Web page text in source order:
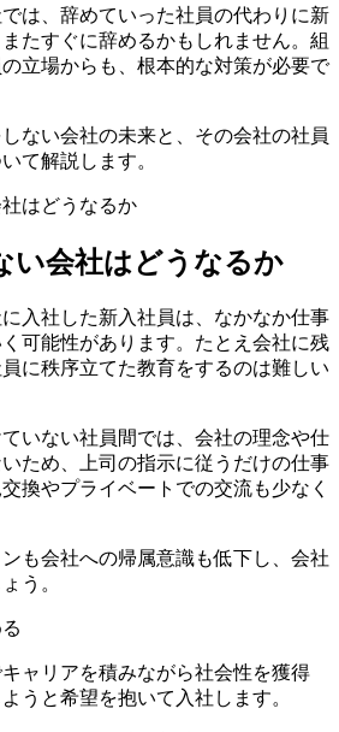
は、辞めていった社員の代わりに新
たすぐに辞めるかもしれません。組
立場からも、根本的な対策が必要で
ない会社の未来と、その会社の社員
て解説します。
い会社はどうなるか
入社した新入社員は、なかなか仕事
可能性があります。たとえ会社に残
に秩序立てた教育をするのは難しい
いない社員間では、会社の理念や仕
ため、上司の指示に従うだけの仕事
換やプライベートでの交流も少なく
も会社への帰属意識も低下し、会社
う。
ャリアを積みながら社会性を獲得
うと希望を抱いて入社します。